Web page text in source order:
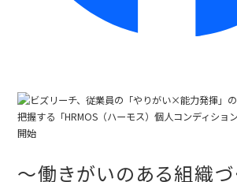
～働きがいのある組織づ